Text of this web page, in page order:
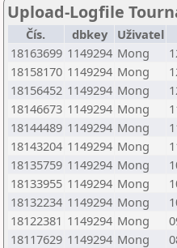
Upload-Logfile
Čís. dbkey Uživatel
18163699 1149294 Mong
18158170 1149294 Mong
18156452 1149294 Mong
18146673 1149294 Mong
18144489 1149294 Mong
18143204 1149294 Mong
18135759 1149294 Mong
18133955 1149294 Mong
18132234 1149294 Mong
18122381 1149294 Mong
18117629 1149294 Mong